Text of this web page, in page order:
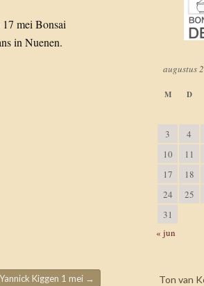
mei Bonsai
in Nuenen.
Yannick Kiggen 1 mei →
augustus
M D
3
4
10
11
17
18
24
25
31
« jun
Ton van